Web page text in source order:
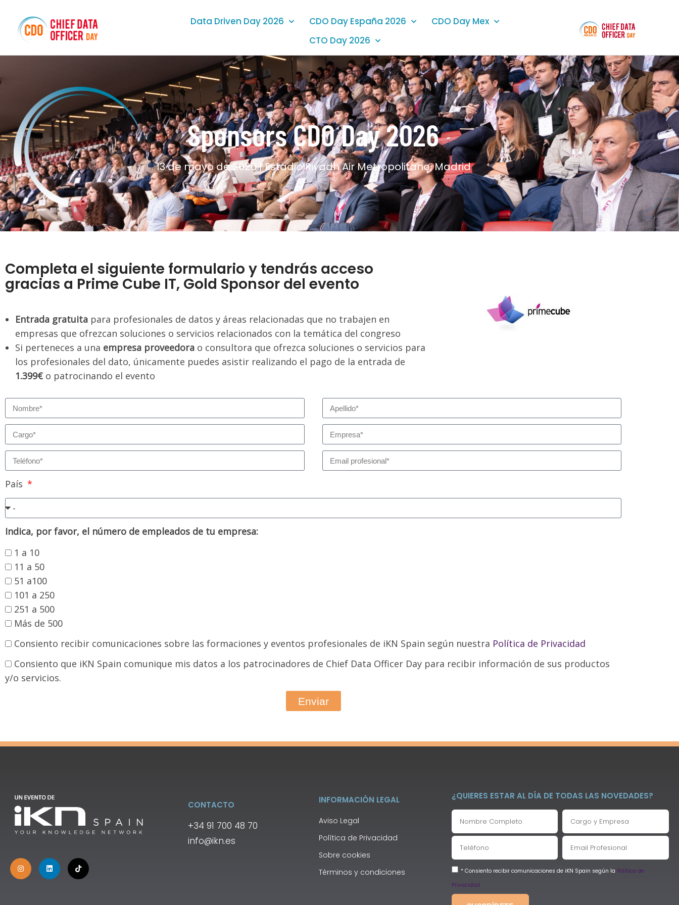
Data Driven Day 2026 CDO Day España 2026
CDO Day Mex
CTO Day 2026
Sponsors CDO Day 2026
13 de mayo de 2026 | Estadio Riyadh Air Metropolitano, Madrid
Completa el siguiente formulario y tendrás acceso
gracias a Prime Cube IT, Gold Sponsor del evento
Entrada gratuita para profesionales de datos y áreas relacionadas que no trabajen en
empresas que ofrezcan soluciones o servicios relacionados con la temática del congreso
Si perteneces a una empresa proveedora o consultora que ofrezca soluciones o servicios para
los profesionales del dato, únicamente puedes asistir realizando el pago de la entrada de
1.399€ o patrocinando el evento
País
Indica, por favor, el número de empleados de tu empresa:
1 a 10
11 a 50
51 a100
101 a 250
251 a 500
Más de 500
Consiento recibir comunicaciones sobre las formaciones y eventos profesionales de iKN Spain según nuestra Política de Privacidad
Consiento que iKN Spain comunique mis datos a los patrocinadores de Chief Data Officer Day para recibir información de sus productos
y/o servicios.
Enviar
CONTACTO
+34 91 700 48 70
info@ikn.es
INFORMACIÓN LEGAL
Aviso Legal
Política de Privacidad
Sobre cookies
Términos y condiciones
¿QUIERES ESTAR AL DÍA DE TODAS LAS NOVEDADES?
* Consiento recibir comunicaciones de iKN Spain según la Política de
Privacidad